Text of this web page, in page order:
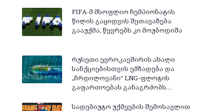
FIFA-მ მსოფლიო ჩემპიონატის
წილის გაყიდვის შეთავაზება
გააუქმა, წევრებს კი მოუბოდიშა
რუსეთი ევროკავშირის ახალი
სანქციებისთვის ემზადება და
„ჩრდილოვანი“ LNG-ფლოტის
გაფართოებას განაგრძობს…
სადებიუტო უქმეების შემოსავლით